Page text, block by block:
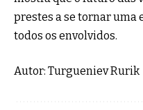
prestes a se tornar uma
todos os envolvidos.
Autor: Turgueniev Rurik